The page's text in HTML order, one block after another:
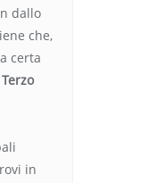
dallo
che,
certa
in